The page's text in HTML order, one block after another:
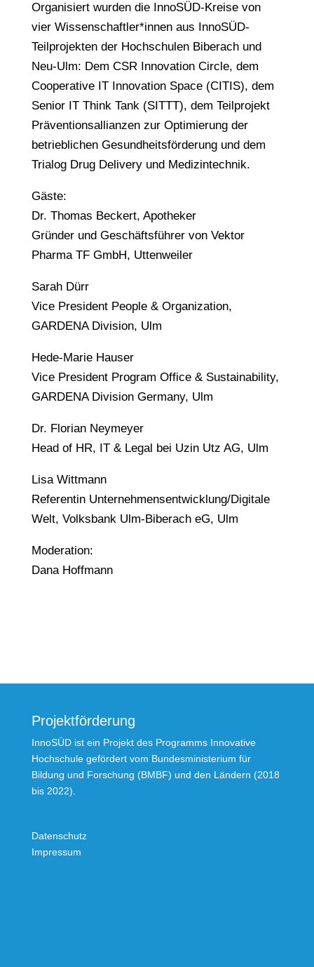
Organisiert wurden die InnoSÜD-Kreise von
vier Wissenschaftler*innen aus InnoSÜD-
Teilprojekten der Hochschulen Biberach und
Neu-Ulm: Dem CSR Innovation Circle, dem
Cooperative IT Innovation Space (CITIS), dem
Senior IT Think Tank (SITTT), dem Teilprojekt
Präventionsallianzen zur Optimierung der
betrieblichen Gesundheitsförderung und dem
Trialog Drug Delivery und Medizintechnik.
Gäste:
Dr. Thomas Beckert, Apotheker
Gründer und Geschäftsführer von Vektor
Pharma TF GmbH, Uttenweiler
Sarah Dürr
Vice President People & Organization,
GARDENA Division, Ulm
Hede-Marie Hauser
Vice President Program Office & Sustainability,
GARDENA Division Germany, Ulm
Dr. Florian Neymeyer
Head of HR, IT & Legal bei Uzin Utz AG, Ulm
Lisa Wittmann
Referentin Unternehmensentwicklung/Digitale
Welt, Volksbank Ulm-Biberach eG, Ulm
Moderation:
Dana Hoffmann
Projektförderung
InnoSÜD ist ein Projekt des Programms Innovative
Hochschule gefördert vom Bundesministerium für
Bildung und Forschung (BMBF) und den Ländern (2018
bis 2022).
Datenschutz
Impressum